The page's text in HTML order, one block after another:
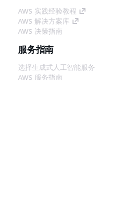
AWS 实践经验教程
AWS 解决方案库
AWS 决策指南
服务指南
选择生成式人工智能服务
AWS 服务指南